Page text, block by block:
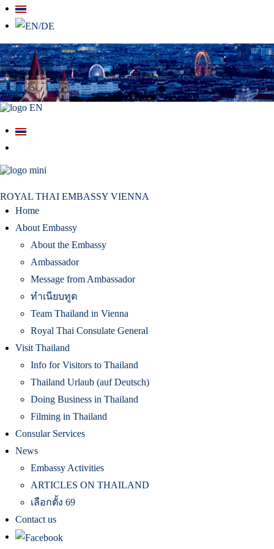
ROYAL THAI EMBASSY VIENNA
Home
About Embassy
About the Embassy
Ambassador
Message from Ambassador
ทำเนียบทูต
Team Thailand in Vienna
Royal Thai Consulate General
Visit Thailand
Info for Visitors to Thailand
Thailand Urlaub (auf Deutsch)
Doing Business in Thailand
Filming in Thailand
Consular Services
News
Embassy Activities
ARTICLES ON THAILAND
เลือกตั้ง 69
Contact us